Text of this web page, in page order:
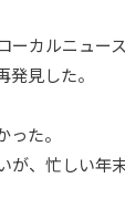
ーカルニュー
見した。
た。
が、忙しい年